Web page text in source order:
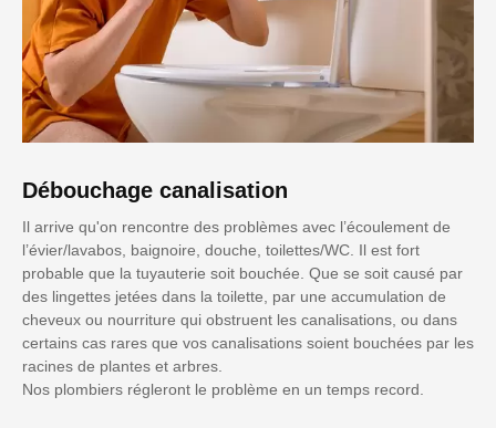
Débouchage canalisation
Il arrive qu'on rencontre des problèmes avec l’écoulement de
l’évier/lavabos, baignoire, douche, toilettes/WC. Il est fort
probable que la tuyauterie soit bouchée. Que se soit causé par
des lingettes jetées dans la toilette, par une accumulation de
cheveux ou nourriture qui obstruent les canalisations, ou dans
certains cas rares que vos canalisations soient bouchées par les
racines de plantes et arbres.
Nos plombiers régleront le problème en un temps record.